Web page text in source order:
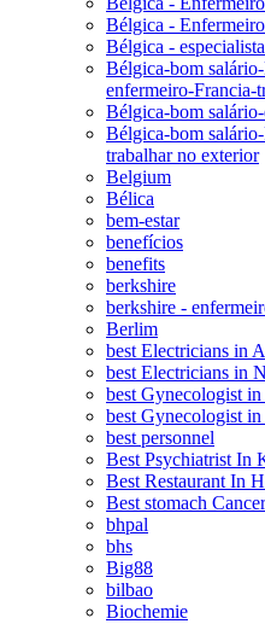
Bélgica -
Bélgica -
Bélgica-bom
enfermeiro-Francia-
Bélgica-bom
Bélgica-bom
trabalhar no exterior
Belgium
Bélica
bem-estar
benefícios
benefits
berkshire
berkshire -
Berlim
best Electricians in
best Electricians in
best Gynecologist
best Gynecologist
best personnel
Best Psychiatrist In
Best Restaurant In
Best stomach
bhpal
bhs
Big88
bilbao
Biochemie